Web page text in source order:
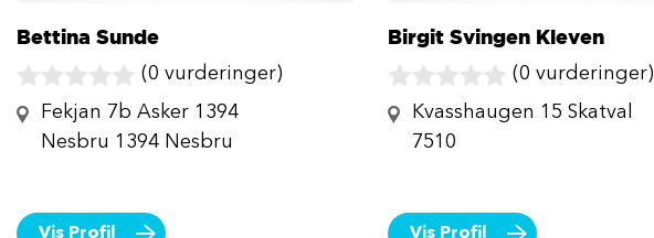
Bettina Sunde
(0 vurderinger)
Fekjan 7b Asker 1394
Nesbru 1394 Nesbru
Vis Profil
Birgit Svingen Kleven
(0 vurderinger)
Kvasshaugen 15 Skatval
7510
Vis Profil